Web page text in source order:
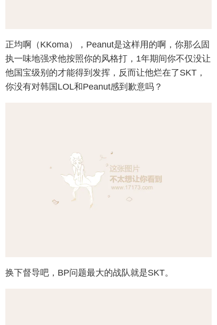
正均啊（KKoma），Peanut是这样用的啊，你那么固
执一味地强求他按照你的风格打，1年期间你不仅没让
他国宝级别的才能得到发挥，反而让他烂在了SKT，
你没有对韩国LOL和Peanut感到歉意吗？
换下督导吧，BP问题最大的战队就是SKT。